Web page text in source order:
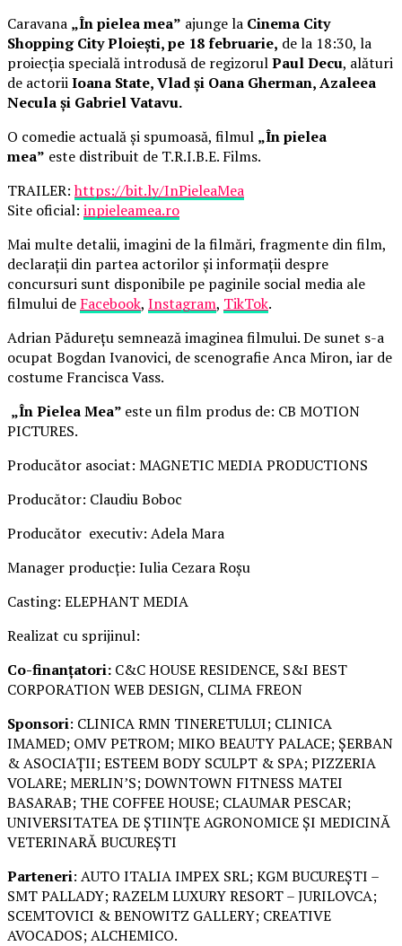
Caravana „În pielea mea” ajunge la Cinema City
Shopping City Ploiești, pe 18 februarie, de la 18:30, la
proiecția specială introdusă de regizorulPaul Decu, alături
de actoriiIoana State, Vlad și Oana Gherman, Azaleea
Necula și Gabriel Vatavu.
O comedie actuală și spumoasă, filmul „În pielea
mea” este distribuit de T.R.I.B.E. Films.
TRAILER:https://bit.ly/InPieleaMea
Site oficial: inpieleamea.ro
Mai multe detalii, imagini de la filmări, fragmente din film,
declarații din partea actorilor și informații despre
concursuri sunt disponibile pe paginile social media ale
filmului de Facebook, Instagram, TikTok.
Adrian Pădurețu semnează imaginea filmului. De sunet s-a
ocupat Bogdan Ivanovici, de scenografie Anca Miron, iar de
costume Francisca Vass.
„În Pielea Mea” este un film produs de: CB MOTION
PICTURES.
Producător asociat: MAGNETIC MEDIA PRODUCTIONS
Producător: Claudiu Boboc
Producător executiv: Adela Mara
Manager producție: Iulia Cezara Roșu
Casting: ELEPHANT MEDIA
Realizat cu sprijinul:
Co-finanțatori: C&C HOUSE RESIDENCE, S&I BEST
CORPORATION WEB DESIGN, CLIMA FREON
Sponsori: CLINICA RMN TINERETULUI; CLINICA
IMAMED; OMV PETROM; MIKO BEAUTY PALACE; ȘERBAN
& ASOCIAȚII; ESTEEM BODY SCULPT & SPA; PIZZERIA
VOLARE; MERLIN’S; DOWNTOWN FITNESS MATEI
BASARAB; THE COFFEE HOUSE; CLAUMAR PESCAR;
UNIVERSITATEA DE ȘTIINȚE AGRONOMICE ȘI MEDICINĂ
VETERINARĂ BUCUREȘTI
Parteneri: AUTO ITALIA IMPEX SRL; KGM BUCUREȘTI –
SMT PALLADY; RAZELM LUXURY RESORT – JURILOVCA;
SCEMTOVICI & BENOWITZ GALLERY; CREATIVE
AVOCADOS; ALCHEMICO.